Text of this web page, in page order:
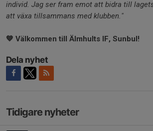
individ. Jag ser fram emot att bidra till
att växa tillsammans med klubben."
💙 Välkommen till Älmhults IF, Sunbul!
Dela nyhet
Tidigare nyheter